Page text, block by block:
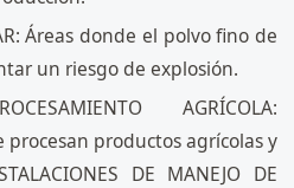
Áreas donde el polvo fino de
un riesgo de explosión.
AGRÍCOLA:
procesan productos agrícolas y
DE MANEJO DE